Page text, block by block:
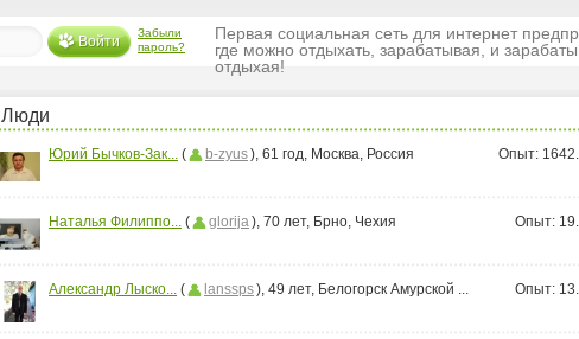
Войти
Забыли
пароль?
Первая социальная сеть для интернет
где можно отдыхать, зарабатывая, и
отдыхая!
Люди
Юрий Бычков-Зак... ( b-zyus), 61 год, Москва, Россия Опыт:
Наталья Филиппо... ( glorija), 70 лет, Брно, Чехия Опыт:
Александр Лыско... ( lanssps), 49 лет, Белогорск Амурской ... Опыт: